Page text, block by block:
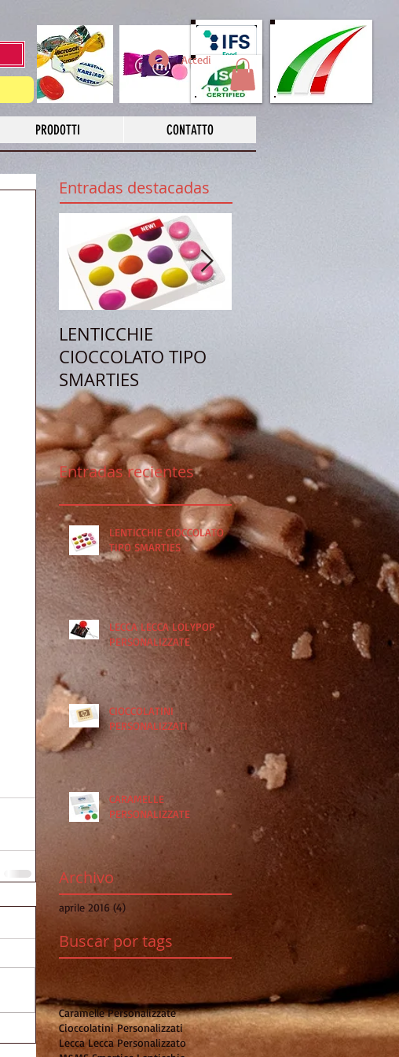
PRODOTTI CONTATTO
Accedi
Entradas destacadas
LENTICCHIE
CIOCCOLATO TIPO
SMARTIES
Entradas recientes
LENTICCHIE CIOCCOLATO
TIPO SMARTIES
LECCA LECCA LOLYPOP
PERSONALIZZATE
CIOCCOLATINI
PERSONALIZZATI
CARAMELLE
PERSONALIZZATE
Archivo
aprile 2016 (4)
Buscar por tags
Caramelle Personalizzate
Cioccolatini Personalizzati
Lecca Lecca Personalizzato